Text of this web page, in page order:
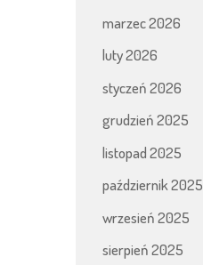
marzec 2026
luty 2026
styczeń 2026
grudzień 2025
listopad 2025
październik 2025
wrzesień 2025
sierpień 2025